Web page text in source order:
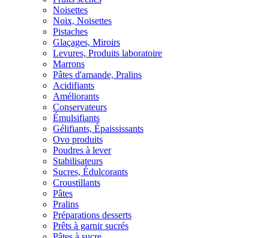
Noisettes
Noix, Noisettes
Pistaches
Glaçages, Miroirs
Levures, Produits laboratoire
Marrons
Pâtes d'amande, Pralins
Acidifiants
Améliorants
Conservateurs
Émulsifiants
Gélifiants, Épaississants
Ovo produits
Poudres à lever
Stabilisateurs
Sucres, Édulcorants
Croustillants
Pâtes
Pralins
Préparations desserts
Prêts à garnir sucrés